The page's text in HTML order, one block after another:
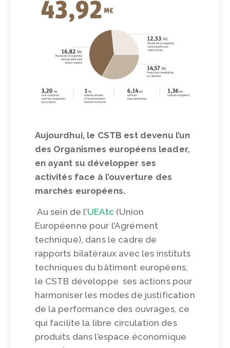
Aujourdhui, le CSTB est devenu l’un
des Organismes européens leader,
en ayant su développer ses
activités face à l’ouverture des
marchés européens.
Au sein de l’UEAtc (Union
Européenne pour l’Agrément
technique), dans le cadre de
rapports bilatéraux avec les instituts
techniques du bâtiment européens,
le CSTB développe ses actions pour
harmoniser les modes de justification
de la performance des ouvrages, ce
qui facilite la libre circulation des
produits dans l’espace économique